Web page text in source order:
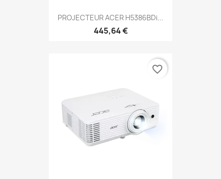
PROJECTEUR ACER H5386BDi...
445,64 €
favorite_border